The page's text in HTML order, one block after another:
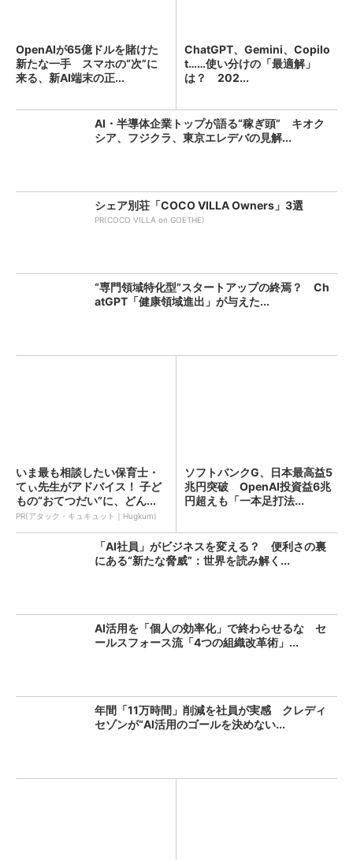
OpenAIが65億ドルを賭けた
新たな一手 スマホの“次”に
来る、新AI端末の正...
ChatGPT、Gemini、Copilo
t……使い分けの「最適解」
は？ 202...
AI・半導体企業トップが語る“稼ぎ頭” キオク
シア、フジクラ、東京エレデバの見解...
シェア別荘「COCO VILLA Owners」3選
PR(COCO VILLA on GOETHE)
“専門領域特化型”スタートアップの終焉？ Ch
atGPT「健康領域進出」が与えた...
いま最も相談したい保育士・
てぃ先生がアドバイス！ 子ど
もの“おてつだい”に、どん...
PR(アタック・キュキュット｜Hugkum)
ソフトバンクG、日本最高益5
兆円突破 OpenAI投資益6兆
円超えも「一本足打法...
「AI社員」がビジネスを変える？ 便利さの裏
にある“新たな脅威”：世界を読み解く...
AI活用を「個人の効率化」で終わらせるな セ
ールスフォース流「4つの組織改革術」...
年間「11万時間」削減を社員が実感 クレディ
セゾンが“AI活用のゴールを決めない...